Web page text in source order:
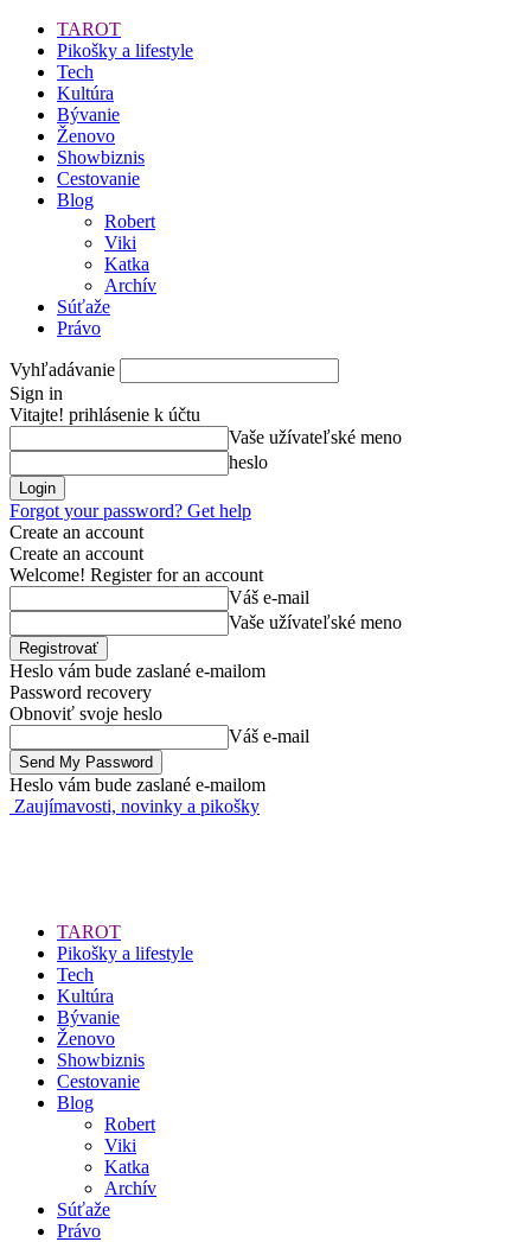
TAROT
Pikošky a lifestyle
Tech
Kultúra
Bývanie
Ženovo
Showbiznis
Cestovanie
Blog
Robert
Viki
Katka
Archív
Súťaže
Právo
Vyhľadávanie
Sign in
Vitajte! prihlásenie k účtu
Vaše užívateľské meno
heslo
Forgot your password? Get help
Create an account
Create an account
Welcome! Register for an account
Váš e-mail
Vaše užívateľské meno
Heslo vám bude zaslané e-mailom
Password recovery
Obnoviť svoje heslo
Váš e-mail
Heslo vám bude zaslané e-mailom
Zaujímavosti, novinky a pikošky
TAROT
Pikošky a lifestyle
Tech
Kultúra
Bývanie
Ženovo
Showbiznis
Cestovanie
Blog
Robert
Viki
Katka
Archív
Súťaže
Právo